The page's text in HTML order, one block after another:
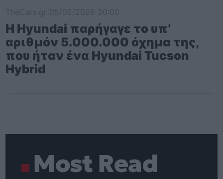
Η Hyundai παρήγαγε το υπ’
αριθμόν 5.000.000 όχημα της,
που ήταν ένα Hyundai Tucson
Hybrid
Most Read